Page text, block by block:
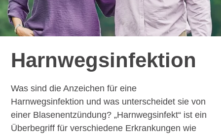
Harnwegs­infektion
Was sind die Anzeichen für eine
Harnwegsinfektion und was unterscheidet sie von
einer Blasenentzündung? „Harnwegsinfekt“ ist ein
Überbegriff für verschiedene Erkrankungen wie